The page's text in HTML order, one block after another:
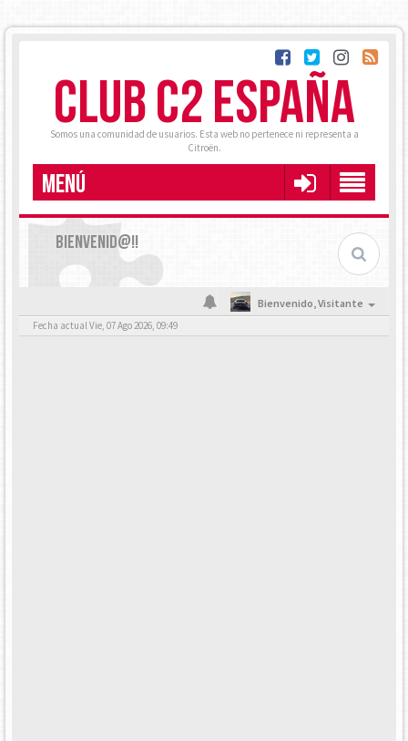
CLUB C2 ESPAÑA
Somos una comunidad de usuarios. Esta web no pertenece ni representa a
Citroën.
MENÚ
BIENVENID@!!
Bienvenido,Visitante
Fecha actual Vie, 07 Ago 2026, 09:49